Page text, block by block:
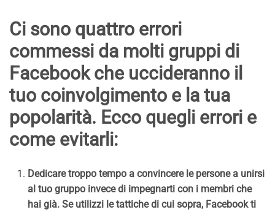
Ci sono quattro errori
commessi da molti gruppi di
Facebook che uccideranno il
tuo coinvolgimento e la tua
popolarità. Ecco quegli errori e
come evitarli:
Dedicare troppo tempo a convincere le persone a unirsi
al tuo gruppo invece di impegnarti con i membri che
hai già. Se utilizzi le tattiche di cui sopra, Facebook ti